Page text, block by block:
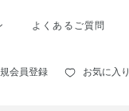
よくあるご質問
会員登録 お気に入り